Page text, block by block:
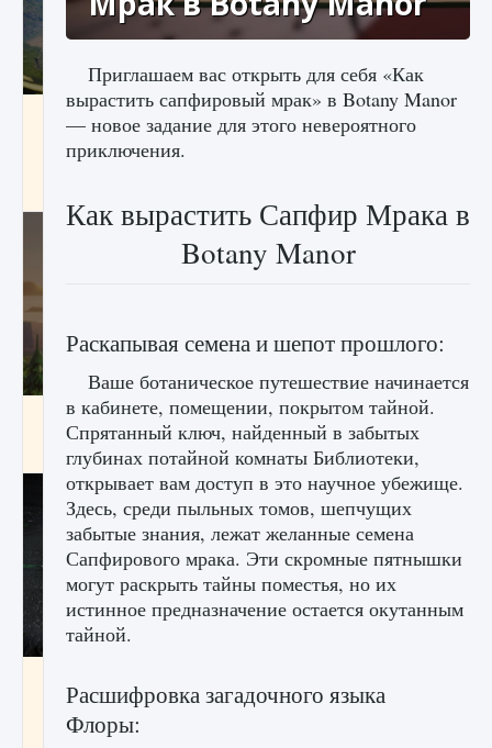
Как исправить ошибку Palworld «Идет
сохранение мира — Невозможно начать
сохранение данных мира»
Как заработать медали лиги Clash of Clans
9 августа 2024 0
FC 25
9 августа 2024
Приглашаем вас открыть для себя «Как
вырастить сапфировый мрак» в Botany Manor
— новое задание для этого невероятного
приключения.
Как вырастить Сапфир Мрака в
Botany Manor
Раскапывая семена и шепот прошлого:
Ваше ботаническое путешествие начинается
в кабинете, помещении, покрытом тайной.
Спрятанный ключ, найденный в забытых
глубинах потайной комнаты Библиотеки,
открывает вам доступ в это научное убежище.
Здесь, среди пыльных томов, шепчущих
забытые знания, лежат желанные семена
Сапфирового мрака. Эти скромные пятнышки
могут раскрыть тайны поместья, но их
истинное предназначение остается окутанным
тайной.
Расшифровка загадочного языка
Флоры: